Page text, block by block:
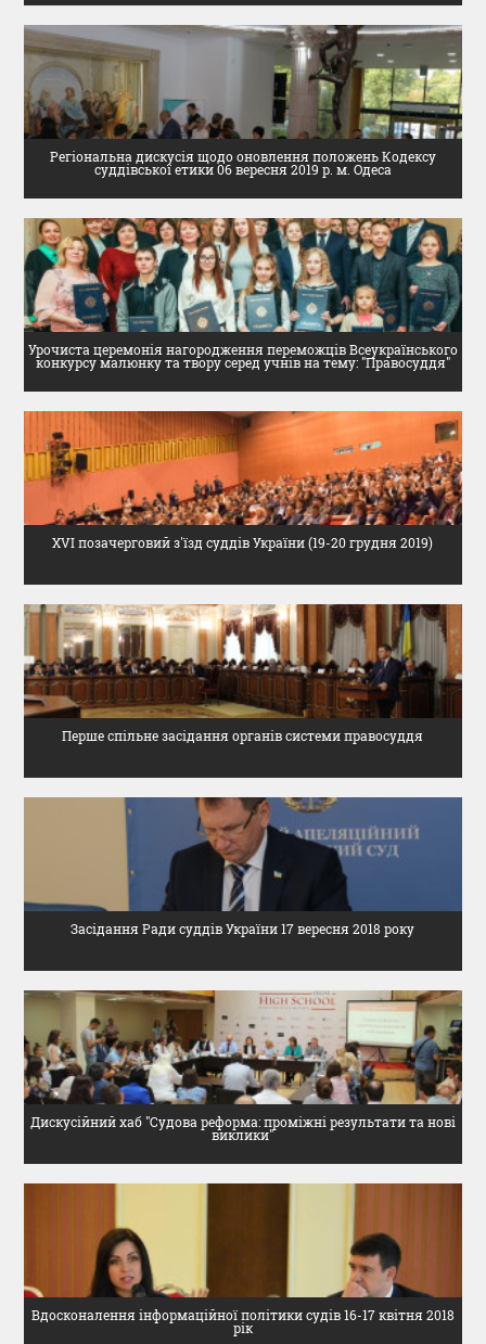
DECISION OF CJU
NORMATIVE DOCUMENTS
INTERNATIONAL STANDARDS
PUBLIC OPINION POLLS
THE EVALUATION SYSTEM
CONFLICT OF INTEREST
НОРМАТИВИ НАВАНТАЖЕННЯ
GALLERY
CONTACTS
Регіональна дискусія щодо оновлення положень Кодексу
суддівської етики 06 вересня 2019 р. м. Одеса
Урочиста церемонія нагородження переможців Всеукраїнського
конкурсу малюнку та твору серед учнів на тему: "Правосуддя"
ХVІ позачерговий з'їзд суддів України (19-20 грудня 2019)
Перше спільне засідання органів системи правосуддя
Засідання Ради суддів України 17 вересня 2018 року
Дискусійний хаб "Судова реформа: проміжні результати та нові
виклики"
Вдосконалення інформаційної політики судів 16-17 квітня 2018
рік